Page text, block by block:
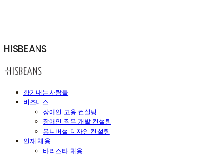
HISBEANS
향기내는사람들
비즈니스
장애인 고용 컨설팅
장애인 직무 개발 컨설팅
유니버설 디자인 컨설팅
인재 채용
바리스타 채용